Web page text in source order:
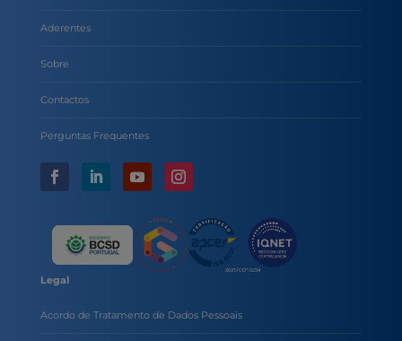
Aderentes
Sobre
Contactos
Perguntas Frequentes
Legal
Acordo de Tratamento de Dados Pessoais